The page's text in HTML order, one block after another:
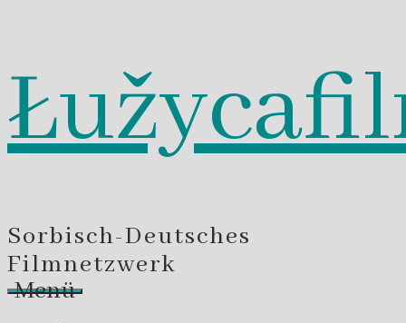
Zum
Inhalt
springen
Sorbisch-Deutsches
Filmnetzwerk
Menü